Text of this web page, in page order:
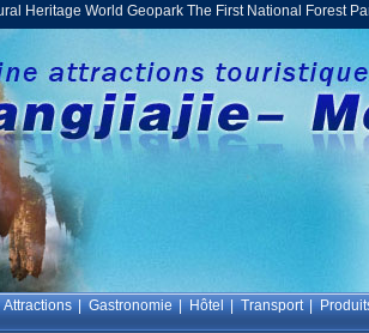
Heritage World Geopark The First National
Attractions| Gastronomie| Hôtel| Transport|